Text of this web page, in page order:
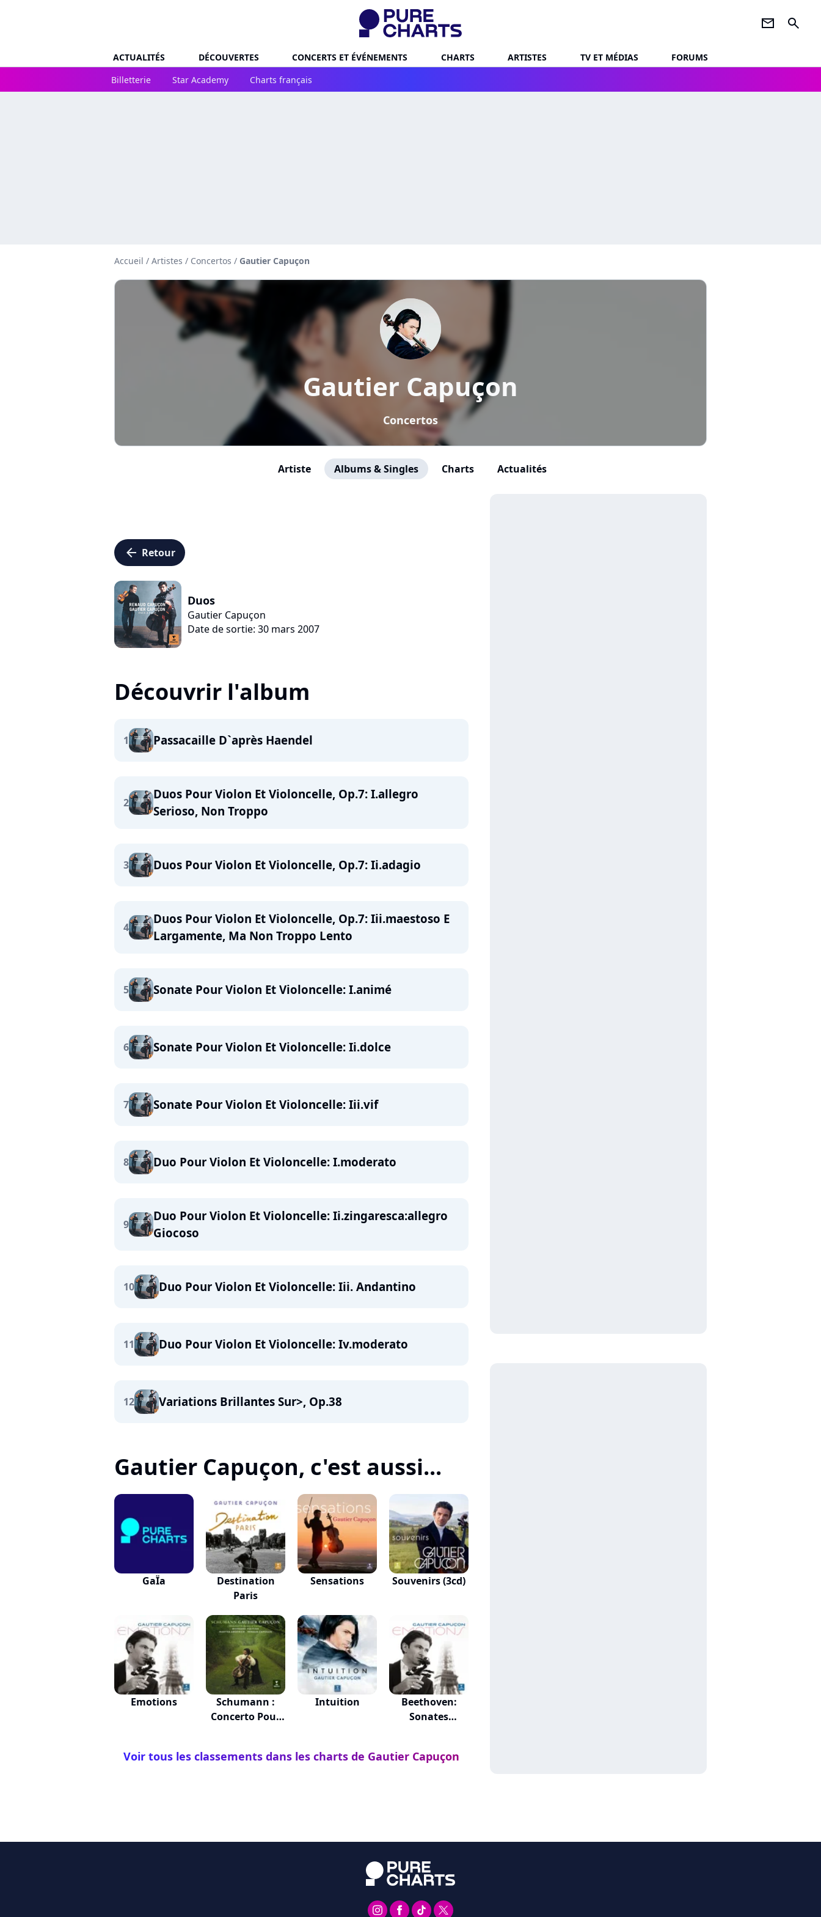
newsletter search
ACTUALITÉS DÉCOUVERTES CONCERTS ET ÉVÉNEMENTS CHARTS ARTISTES TV ET MÉDIAS
FORUMS
Billetterie
Star Academy Charts français
Accueil / Artistes / Concertos / Gautier Capuçon
Gautier Capuçon
Concertos
Artiste Albums & Singles Charts Actualités
arrow_left Retour
Duos
Gautier Capuçon
Date de sortie: 30 mars 2007
Découvrir l'album
1 Passacaille D`après Haendel
2
Duos Pour Violon Et Violoncelle, Op.7: I.allegro
Serioso, Non Troppo
3 Duos Pour Violon Et Violoncelle, Op.7: Ii.adagio
4
Duos Pour Violon Et Violoncelle, Op.7: Iii.maestoso E
Largamente, Ma Non Troppo Lento
5 Sonate Pour Violon Et Violoncelle: I.animé
6 Sonate Pour Violon Et Violoncelle: Ii.dolce
7 Sonate Pour Violon Et Violoncelle: Iii.vif
8 Duo Pour Violon Et Violoncelle: I.moderato
9
Duo Pour Violon Et Violoncelle: Ii.zingaresca:allegro
Giocoso
10 Duo Pour Violon Et Violoncelle: Iii. Andantino
11 Duo Pour Violon Et Violoncelle: Iv.moderato
12 Variations Brillantes Sur>, Op.38
Gautier Capuçon, c'est aussi...
GaÏa
Destination
Paris
Sensations Souvenirs (3cd)
Emotions
Schumann :
Concerto Pour
Intuition
Beethoven:
Sonates
Voir tous les classements dans les charts de Gautier Capuçon